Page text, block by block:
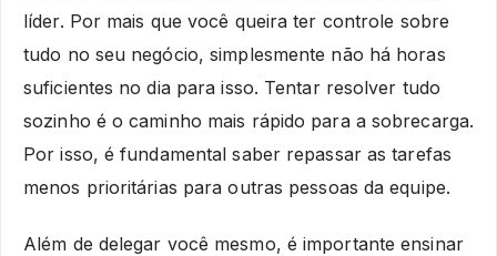
líder. Por mais que você queira ter controle sobre
tudo no seu negócio, simplesmente não há horas
suficientes no dia para isso. Tentar resolver tudo
sozinho é o caminho mais rápido para a sobrecarga.
Por isso, é fundamental saber repassar as tarefas
menos prioritárias para outras pessoas da equipe.
Além de delegar você mesmo, é importante ensinar